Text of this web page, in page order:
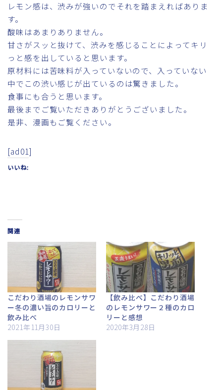
レモン感は、渋みが強いのでそれを踏まえればありま
す。
酸味はあまりありません。
甘さがスッと抜けて、渋みを感じることによってキリ
っと感を出していると思います。
原材料には苦味料が入っていないので、入っていない
中でこの渋い感じが出ているのは驚きました。
食事にも合うと思います。
最後までご覧いただきありがとうございました。
是非、漫画もご覧ください。
[ad01]
いいね:
関連
こだわり酒場のレモンサワ
ー冬の濃い旨のカロリーと
飲み比べ
2021年11月30日
【飲み比べ】こだわり酒場
のレモンサワー２種のカロ
リーと感想
2020年3月28日